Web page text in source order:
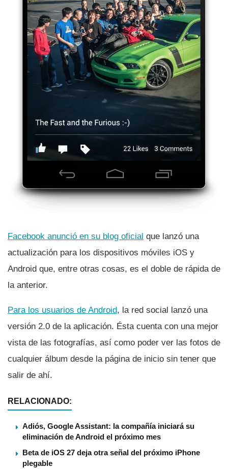
Facebook anunció en su blog oficial que lanzó una
actualización para los dispositivos móviles iOS y
Android que, entre otras cosas, es el doble de rápida de
la anterior.
Para los usuarios de Android, la red social lanzó una
versión 2.0 de la aplicación. Ésta cuenta con una mejor
vista de las fotografí­as, así­ como poder ver las fotos de
cualquier álbum desde la página de inicio sin tener que
salir de ahí­.
RELACIONADO:
Adiós, Google Assistant: la compañía iniciará su
eliminación de Android el próximo mes
Beta de iOS 27 deja otra señal del próximo iPhone
plegable